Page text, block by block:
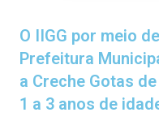
O IIGG por meio
Prefeitura
a Creche Gotas
1 a 3 anos de